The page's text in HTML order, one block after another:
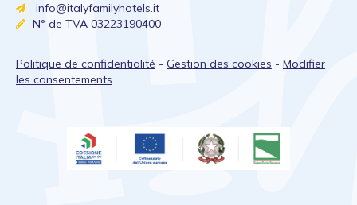
info@italyfamilyhotels.it
N° de TVA 03223190400
Politique de confidentialité - Gestion des cookies - Modifier
les consentements